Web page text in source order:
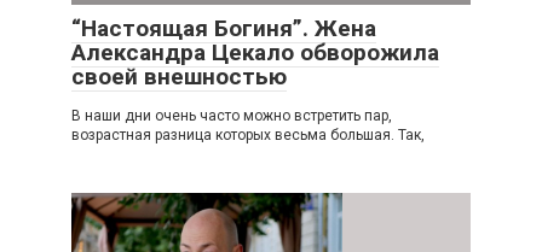
“Настоящая Богиня”. Жена
Александра Цекало обворожила
своей внешностью
В наши дни очень часто можно встретить пар,
возрастная разница которых весьма большая. Так,